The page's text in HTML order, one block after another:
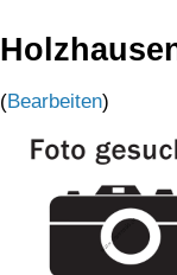
(Bearbeiten)